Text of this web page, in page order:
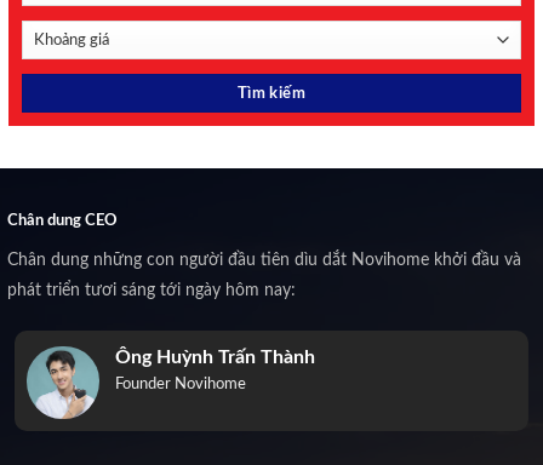
Chân dung CEO
Chân dung những con người đầu tiên dìu dắt Novihome khởi đầu và
phát triển tươi sáng tới ngày hôm nay:
Ông Huỳnh Trấn Thành
Founder Novihome